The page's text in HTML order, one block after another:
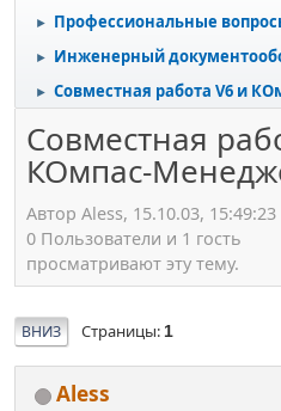
► Профессиональные
► Инженерный
► Совместная работа V6 и
Совместная
КОмпас-
Автор Aless, 15.10.03, 15:49:23
0 Пользователи и 1 гость
просматривают эту тему.
ВНИЗ Страницы 1
Aless